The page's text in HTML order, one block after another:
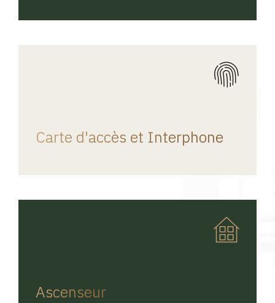
Carte d'accès et Interphone
Ascenseur